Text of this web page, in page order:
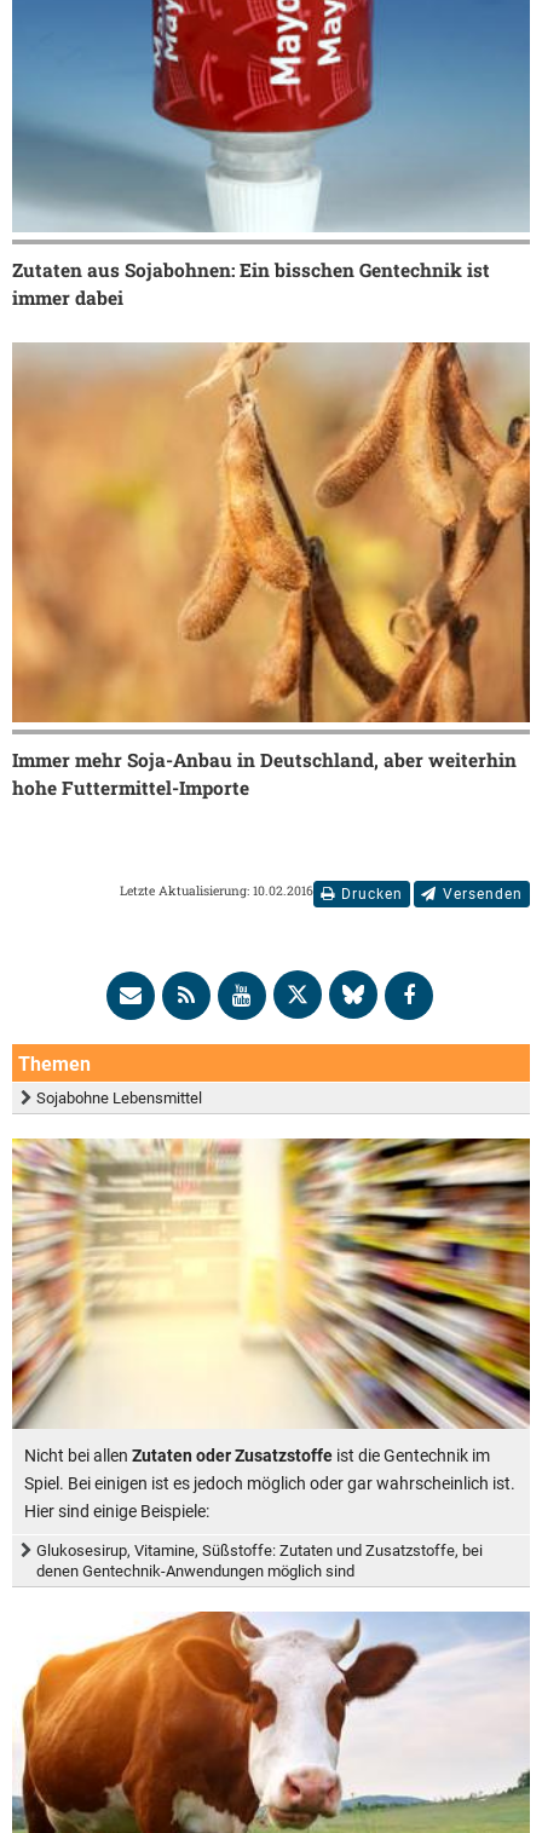
Zutaten aus Sojabohnen: Ein bisschen Gentechnik ist
immer dabei
Immer mehr Soja-Anbau in Deutschland, aber weiterhin
hohe Futtermittel-Importe
Drucken Versenden
Letzte Aktualisierung: 10.02.2016
Themen
Sojabohne Lebensmittel
Nicht bei allen Zutaten oder Zusatzstoffe ist die Gentechnik im
Spiel. Bei einigen ist es jedoch möglich oder gar wahrscheinlich ist.
Hier sind einige Beispiele:
Glukosesirup, Vitamine, Süßstoffe: Zutaten und Zusatzstoffe, bei
denen Gentechnik-Anwendungen möglich sind